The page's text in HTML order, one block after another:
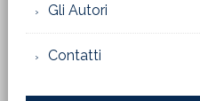
Gli Autori
Contatti